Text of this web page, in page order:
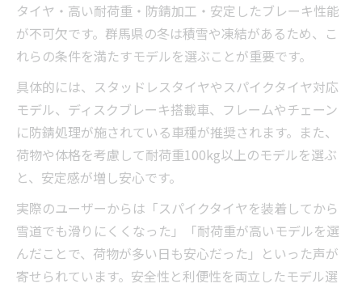
タイヤ・高い耐荷重・防錆加工・安定したブレーキ性能
が不可欠です。群馬県の冬は積雪や凍結があるため、こ
れらの条件を満たすモデルを選ぶことが重要です。
具体的には、スタッドレスタイヤやスパイクタイヤ対応
モデル、ディスクブレーキ搭載車、フレームやチェーン
に防錆処理が施されている車種が推奨されます。また、
荷物や体格を考慮して耐荷重100kg以上のモデルを選ぶ
と、安定感が増し安心です。
実際のユーザーからは「スパイクタイヤを装着してから
雪道でも滑りにくくなった」「耐荷重が高いモデルを選
んだことで、荷物が多い日も安心だった」といった声が
寄せられています。安全性と利便性を両立したモデル選